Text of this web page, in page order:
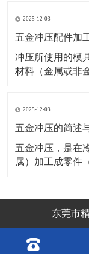
是热轧或冷轧（
钢板、合金钢板
板、铜
2025-12-03
五金冲压配件加
冲压所使用的模
材料（金属或非
工艺就无法实现
料构成冲压加工
冲压件。
2025-12-03
五金冲压的简述
五金冲压，是在
属）加工成零件
法。-冲压模具
装备
东莞市